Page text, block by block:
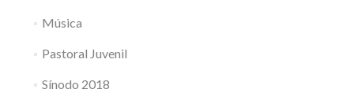
Música
Pastoral Juvenil
Sínodo 2018